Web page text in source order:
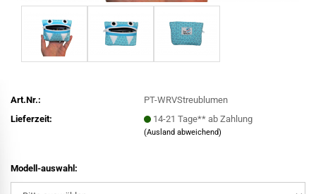
Art.Nr.:
PT-WRVStreublumen
Lieferzeit:
14-21 Tage** ab Zahlung
(Ausland abweichend)
Modell-auswahl: